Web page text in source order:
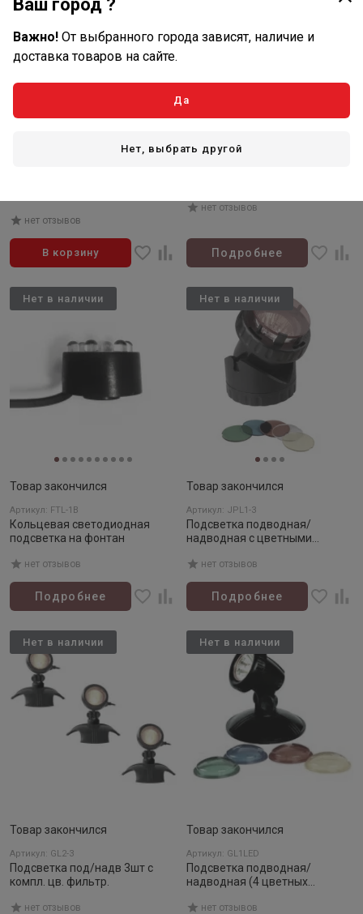
3 130₽/шт
нет отзывов
В корзину
Артикул: PL1 LED
нет отзывов
Подробнее
Товар закончился
Артикул: FTL-1B
Кольцевая светодиодная
подсветка на фонтан
нет отзывов
Подробнее
Нет в наличии
Товар закончился
Артикул: JPL1-3
Подсветка подводная/
надводная с цветными
нет отзывов
Подробнее
Нет в наличии
Товар закончился
Артикул: GL2-3
Подсветка под/надв 3шт с
компл. цв. фильтр.
нет отзывов
Нет в наличии
Товар закончился
Артикул: GL1LED
Подсветка подводная/
надводная (4 цветных
нет отзывов
Нет в наличии
Ваш город ?
Важно! От выбранного города зависят, наличие и
доставка товаров на сайте.
Да
Нет, выбрать другой